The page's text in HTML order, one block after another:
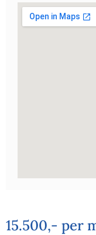
15.500,- per